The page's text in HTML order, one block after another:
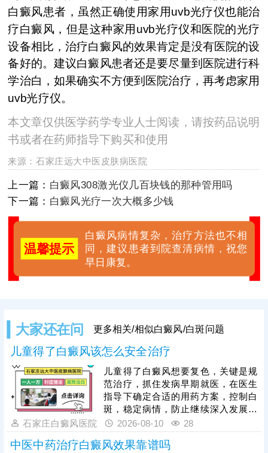
白癜风患者，虽然正确使用家用uvb光疗仪也能治
疗白癜风，但是这种家用uvb光疗仪和医院的光疗
设备相比，治疗白癜风的效果肯定是没有医院的设
备好的。建议白癜风患者还是要尽量到医院进行科
学治白，如果确实不方便到医院治疗，再考虑家用
uvb光疗仪。
本文章仅供医学药学专业人士阅读，请按药品说明
书或者在药师指导下购买和使用
来源：石家庄远大中医皮肤病医院
上一篇： 白癜风308激光仪几百块钱的那种管用吗
下一篇： 白癜风光疗一次大概多少钱
温馨提示
白癜风病情复杂，治疗方法也不相
同，建议患者到院查清病情，祝您
早日康复。
大家还在问 更多相关/相似白癜风/白斑问题
儿童得了白癜风该怎么安全治疗
儿童得了白癜风想要复色，关键是规
范治疗，抓住发病早期就医，在医生
指导下确定合适的用药方案，控制白
斑，稳定病情，防止继续深入发展。
同时，可搭配308准分子激光综合治
疗，这种照光仪器安全性高，无毒副
作用，起效快，无治疗人群和部位限
石家庄白癜风医院 2026-08-10 28
中医中药治疗白癜风效果靠谱吗